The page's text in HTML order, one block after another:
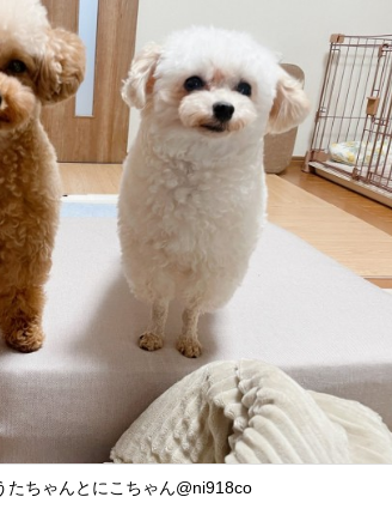
たちゃんとにこちゃん@ni918co